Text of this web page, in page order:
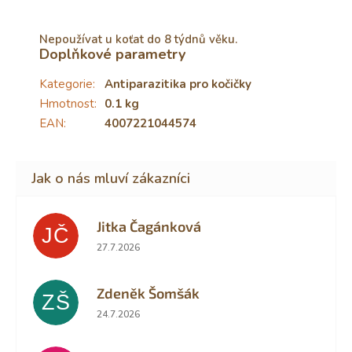
Nepoužívat u koťat do 8 týdnů věku.
Doplňkové parametry
Kategorie:
Antiparazitika pro kočičky
Hmotnost: 0.1 kg
EAN: 4007221044574
JČ Jitka Čagánková
Hodnocení obchodu je 5 z 5 hvězdiček.
27.7.2026
ZŠ Zdeněk Šomšák
Hodnocení obchodu je 5 z 5 hvězdiček.
24.7.2026